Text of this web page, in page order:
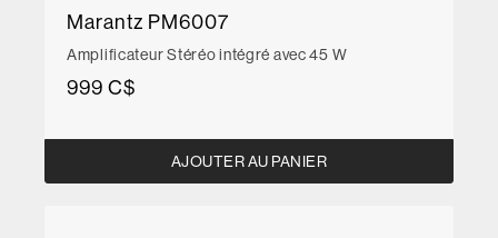
Marantz PM6007
Amplificateur Stéréo intégré avec 45 W
999 C$
AJOUTER AU PANIER